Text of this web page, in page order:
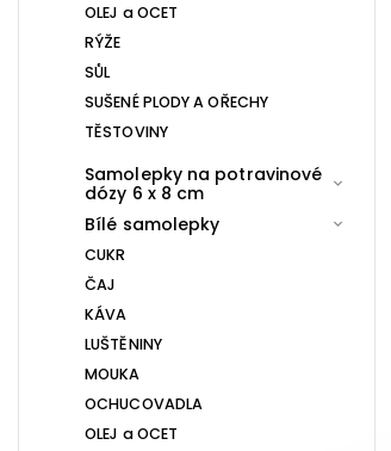
OLEJ a OCET
RÝŽE
SŮL
SUŠENÉ PLODY A OŘECHY
TĚSTOVINY
Samolepky na potravinové
dózy 6 x 8 cm
Bílé samolepky
CUKR
ČAJ
KÁVA
LUŠTĚNINY
MOUKA
OCHUCOVADLA
OLEJ a OCET